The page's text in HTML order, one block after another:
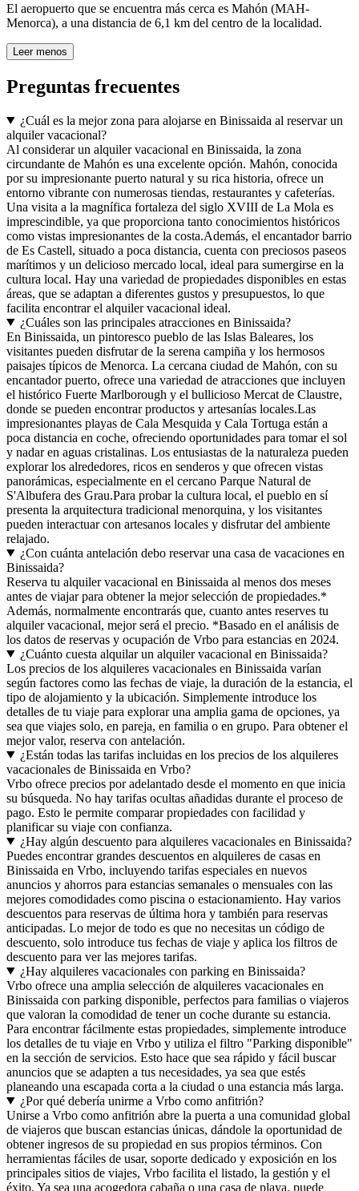
El aeropuerto que se encuentra más cerca es Mahón (MAH-
Menorca), a una distancia de 6,1 km del centro de la localidad.
Leer menos
Preguntas frecuentes
¿Cuál es la mejor zona para alojarse en Binissaida al reservar un
alquiler vacacional?
Al considerar un alquiler vacacional en Binissaida, la zona
circundante de Mahón es una excelente opción. Mahón, conocida
por su impresionante puerto natural y su rica historia, ofrece un
entorno vibrante con numerosas tiendas, restaurantes y cafeterías.
Una visita a la magnífica fortaleza del siglo XVIII de La Mola es
imprescindible, ya que proporciona tanto conocimientos históricos
como vistas impresionantes de la costa.Además, el encantador barrio
de Es Castell, situado a poca distancia, cuenta con preciosos paseos
marítimos y un delicioso mercado local, ideal para sumergirse en la
cultura local. Hay una variedad de propiedades disponibles en estas
áreas, que se adaptan a diferentes gustos y presupuestos, lo que
facilita encontrar el alquiler vacacional ideal.
¿Cuáles son las principales atracciones en Binissaida?
En Binissaida, un pintoresco pueblo de las Islas Baleares, los
visitantes pueden disfrutar de la serena campiña y los hermosos
paisajes típicos de Menorca. La cercana ciudad de Mahón, con su
encantador puerto, ofrece una variedad de atracciones que incluyen
el histórico Fuerte Marlborough y el bullicioso Mercat de Claustre,
donde se pueden encontrar productos y artesanías locales.Las
impresionantes playas de Cala Mesquida y Cala Tortuga están a
poca distancia en coche, ofreciendo oportunidades para tomar el sol
y nadar en aguas cristalinas. Los entusiastas de la naturaleza pueden
explorar los alrededores, ricos en senderos y que ofrecen vistas
panorámicas, especialmente en el cercano Parque Natural de
S'Albufera des Grau.Para probar la cultura local, el pueblo en sí
presenta la arquitectura tradicional menorquina, y los visitantes
pueden interactuar con artesanos locales y disfrutar del ambiente
relajado.
¿Con cuánta antelación debo reservar una casa de vacaciones en
Binissaida?
Reserva tu alquiler vacacional en Binissaida al menos dos meses
antes de viajar para obtener la mejor selección de propiedades.*
Además, normalmente encontrarás que, cuanto antes reserves tu
alquiler vacacional, mejor será el precio. *Basado en el análisis de
los datos de reservas y ocupación de Vrbo para estancias en 2024.
¿Cuánto cuesta alquilar un alquiler vacacional en Binissaida?
Los precios de los alquileres vacacionales en Binissaida varían
según factores como las fechas de viaje, la duración de la estancia, el
tipo de alojamiento y la ubicación. Simplemente introduce los
detalles de tu viaje para explorar una amplia gama de opciones, ya
sea que viajes solo, en pareja, en familia o en grupo. Para obtener el
mejor valor, reserva con antelación.
¿Están todas las tarifas incluidas en los precios de los alquileres
vacacionales de Binissaida en Vrbo?
Vrbo ofrece precios por adelantado desde el momento en que inicia
su búsqueda. No hay tarifas ocultas añadidas durante el proceso de
pago. Esto le permite comparar propiedades con facilidad y
planificar su viaje con confianza.
¿Hay algún descuento para alquileres vacacionales en Binissaida?
Puedes encontrar grandes descuentos en alquileres de casas en
Binissaida en Vrbo, incluyendo tarifas especiales en nuevos
anuncios y ahorros para estancias semanales o mensuales con las
mejores comodidades como piscina o estacionamiento. Hay varios
descuentos para reservas de última hora y también para reservas
anticipadas. Lo mejor de todo es que no necesitas un código de
descuento, solo introduce tus fechas de viaje y aplica los filtros de
descuento para ver las mejores tarifas.
¿Hay alquileres vacacionales con parking en Binissaida?
Vrbo ofrece una amplia selección de alquileres vacacionales en
Binissaida con parking disponible, perfectos para familias o viajeros
que valoran la comodidad de tener un coche durante su estancia.
Para encontrar fácilmente estas propiedades, simplemente introduce
los detalles de tu viaje en Vrbo y utiliza el filtro "Parking disponible"
en la sección de servicios. Esto hace que sea rápido y fácil buscar
anuncios que se adapten a tus necesidades, ya sea que estés
planeando una escapada corta a la ciudad o una estancia más larga.
¿Por qué debería unirme a Vrbo como anfitrión?
Unirse a Vrbo como anfitrión abre la puerta a una comunidad global
de viajeros que buscan estancias únicas, dándole la oportunidad de
obtener ingresos de su propiedad en sus propios términos. Con
herramientas fáciles de usar, soporte dedicado y exposición en los
principales sitios de viajes, Vrbo facilita el listado, la gestión y el
éxito. Ya sea una acogedora cabaña o una casa de playa, puede